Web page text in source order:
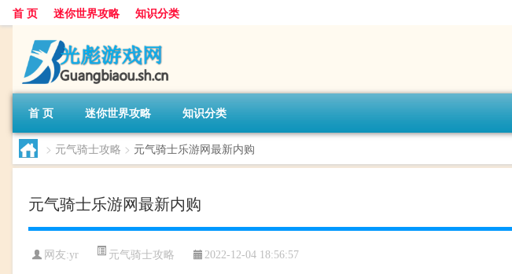
首 页 迷你世界攻略 知识分类
首 页 迷你世界攻略 知识分类
> 元气骑士攻略 > 元气骑士乐游网最新内购
元气骑士乐游网最新内购
网友:yr 元气骑士攻略 2022-12-04 18:56:57